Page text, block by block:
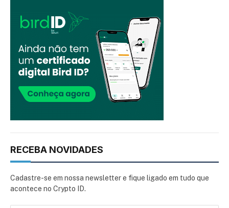
RECEBA NOVIDADES
Cadastre-se em nossa newsletter e fique ligado em tudo que
acontece no Crypto ID.